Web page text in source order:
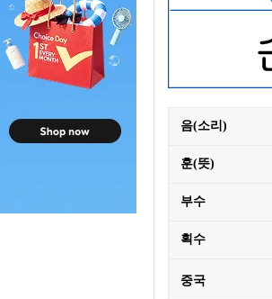
음(소리)
훈(뜻)
부수
획수
중국